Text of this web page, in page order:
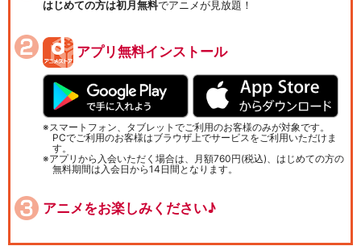
はじめての方は初月無料でアニメが見放題！
アプリ無料インストール
スマートフォン、タブレットでご利用のお客様のみが対象です。
PCでご利用のお客様はブラウザ上でサービスをご利用いただけま
す。
アプリから入会いただく場合は、月額760円(税込)、はじめての方の
無料期間は入会日から14日間となります。
アニメをお楽しみください♪